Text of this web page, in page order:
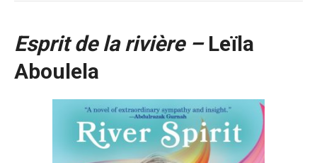
Esprit de la rivière –Leïla
Aboulela